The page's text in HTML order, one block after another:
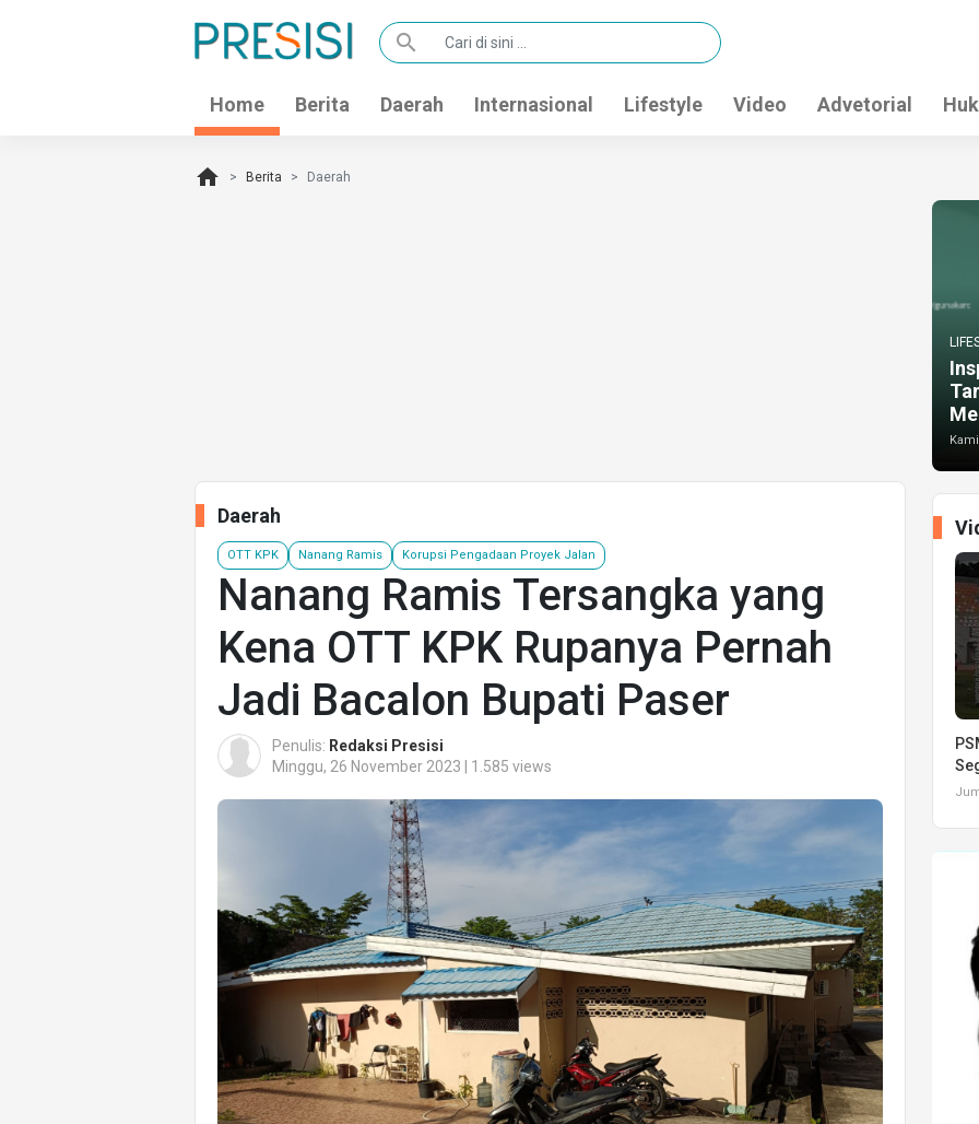
search
Home Berita Daerah Internasional Lifestyle Video Advetorial
home Berita Daerah
Daerah
OTT KPK Nanang Ramis Korupsi Pengadaan Proyek Jalan
Nanang Ramis Tersangka yang
Kena OTT KPK Rupanya Pernah
Jadi Bacalon Bupati Paser
Penulis: Redaksi Presisi
Minggu, 26 November 2023 | 1.585 views